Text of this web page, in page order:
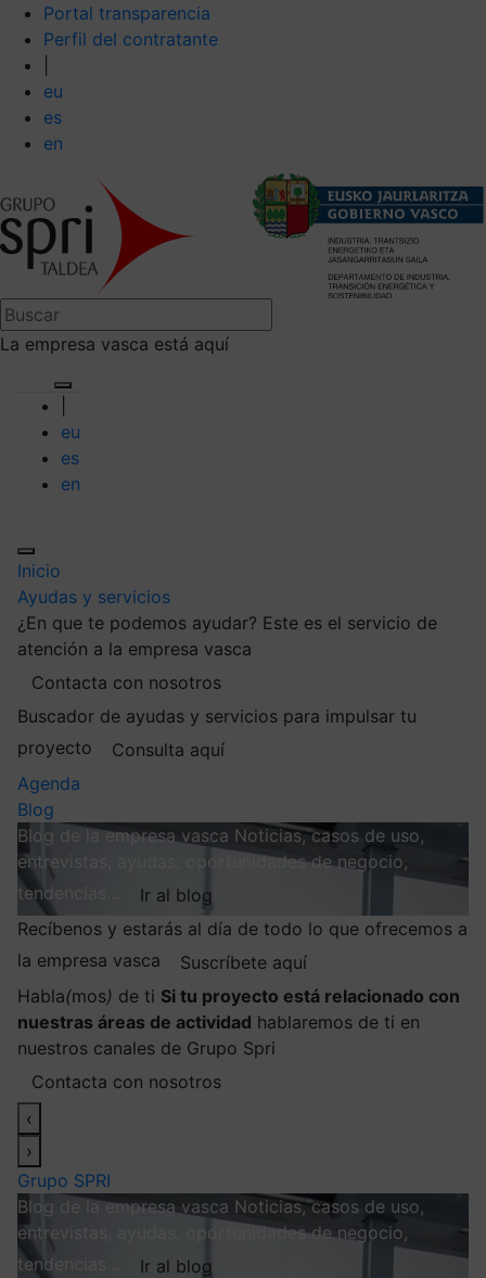
Portal transparencia
Perfil del contratante
eu
es
en
La empresa vasca está aquí
eu
es
en
Inicio
Ayudas y servicios
¿En que te podemos ayudar? Este es el servicio de
atención a la empresa vasca
Contacta con nosotros
Buscador de ayudas y servicios para impulsar tu
proyecto
Consulta aquí
Agenda
Blog
Blog de la empresa vasca Noticias, casos de uso,
entrevistas, ayudas, oportunidades de negocio,
tendencias…
Ir al blog
Recíbenos y estarás al día de todo lo que ofrecemos a
la empresa vasca
Suscríbete aquí
Habla(mos) de ti Si tu proyecto está relacionado con
nuestras áreas de actividad hablaremos de ti en
nuestros canales de Grupo Spri
Contacta con nosotros
‹
›
Grupo SPRI
Blog de la empresa vasca Noticias, casos de uso,
entrevistas, ayudas, oportunidades de negocio,
tendencias…
Ir al blog